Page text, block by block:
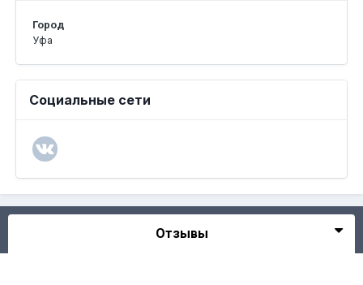
Город
Уфа
Социальные сети
Отзывы